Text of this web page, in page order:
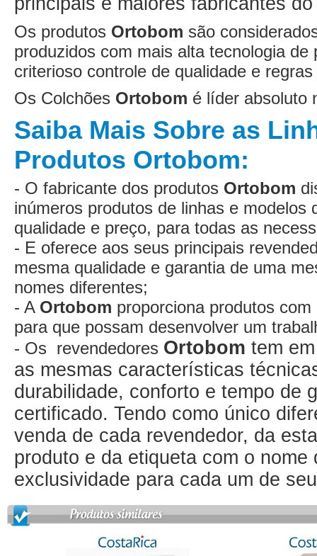
Os produtos Ortobom são
produzidos com mais alta tecnologia
criterioso controle de qualidade e
Os Colchões Ortobom é líder absoluto
Saiba Mais Sobre as
Produtos Ortobom:
- O fabricante dos produtos Ortobom
inúmeros produtos de linhas e
qualidade e preço, para todas as
- E oferece aos seus principais
mesma qualidade e garantia de uma
nomes diferentes;
- A Ortobom proporciona produtos
para que possam desenvolver um
- Os revendedores Ortobom tem
as mesmas características
durabilidade, conforto e tempo de
certificado. Tendo como único
venda de cada revendedor, da
produto e da etiqueta com o nome
exclusividade para cada um de